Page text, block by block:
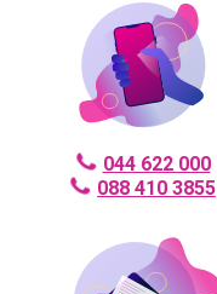
044 622 000
088 410 3855